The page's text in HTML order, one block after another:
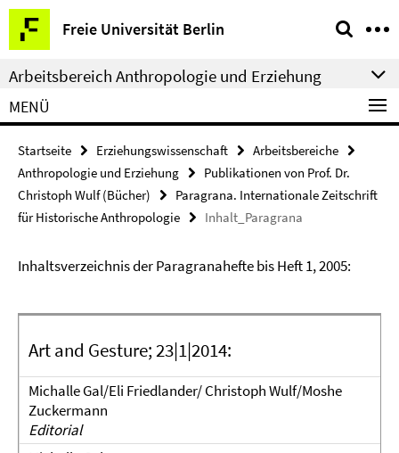
Springe
direkt
zu
Inhalt
Freie Universität Berlin
Service-
Navigation
Arbeitsbereich Anthropologie und Erziehung
MENÜ
Startseite Erziehungswissenschaft
Arbeitsbereiche
Anthropologie und Erziehung
Publikationen von Prof. Dr.
Christoph Wulf (Bücher)
Paragrana. Internationale Zeitschrift
für Historische Anthropologie
Inhalt_Paragrana
Inhaltsverzeichnis der Paragranahefte bis Heft 1, 2005:
Art and Gesture; 23|1|2014:
Michalle Gal/Eli Friedlander/ Christoph Wulf/Moshe
Zuckermann
Editorial